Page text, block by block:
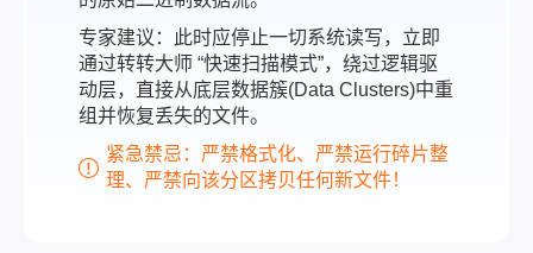
专家建议：此时应停止一切系统读写，立即
通过转转大师 “快速扫描模式”，绕过逻辑驱
动层，直接从底层数据簇(Data Clusters)中重
组并恢复丢失的文件。
紧急禁忌：严禁格式化、严禁运行碎片整
理、严禁向该分区拷贝任何新文件！